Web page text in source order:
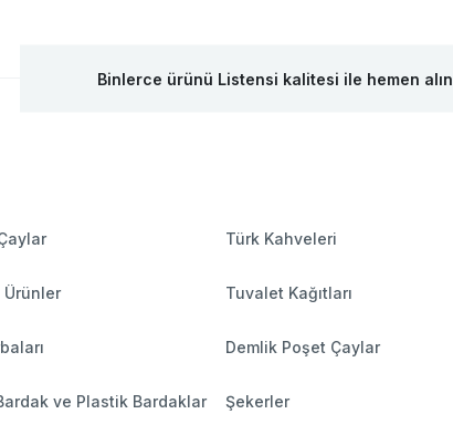
Binlerce ürünü Listensi kalitesi ile hemen alın.
Türk Kahveleri
Ürünler Tuvalet Kağıtları
Demlik Poşet Çaylar
ve Plastik Bardaklar Şekerler